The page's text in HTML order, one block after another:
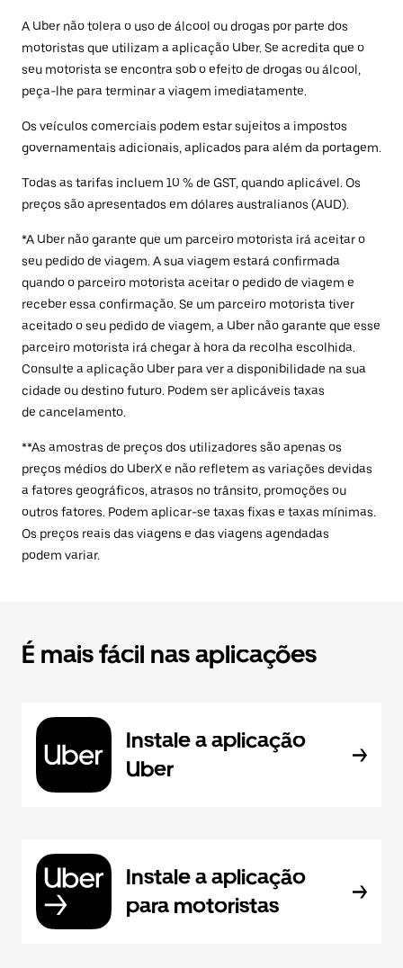
A Uber não tolera o uso de álcool ou drogas por parte dos
motoristas que utilizam a aplicação Uber. Se acredita que o
seu motorista se encontra sob o efeito de drogas ou álcool,
peça-lhe para terminar a viagem imediatamente.
Os veículos comerciais podem estar sujeitos a impostos
governamentais adicionais, aplicados para além da portagem.
Todas as tarifas incluem 10 % de GST, quando aplicável. Os
preços são apresentados em dólares australianos (AUD).
*A Uber não garante que um parceiro motorista irá aceitar o
seu pedido de viagem. A sua viagem estará confirmada
quando o parceiro motorista aceitar o pedido de viagem e
receber essa confirmação. Se um parceiro motorista tiver
aceitado o seu pedido de viagem, a Uber não garante que esse
parceiro motorista irá chegar à hora da recolha escolhida.
Consulte a aplicação Uber para ver a disponibilidade na sua
cidade ou destino futuro. Podem ser aplicáveis taxas
de cancelamento.
**As amostras de preços dos utilizadores são apenas os
preços médios do UberX e não refletem as variações devidas
a fatores geográficos, atrasos no trânsito, promoções ou
outros fatores. Podem aplicar-se taxas fixas e taxas mínimas.
Os preços reais das viagens e das viagens agendadas
podem variar.
É mais fácil nas aplicações
Instale a aplicação
Uber
Instale a aplicação
para motoristas